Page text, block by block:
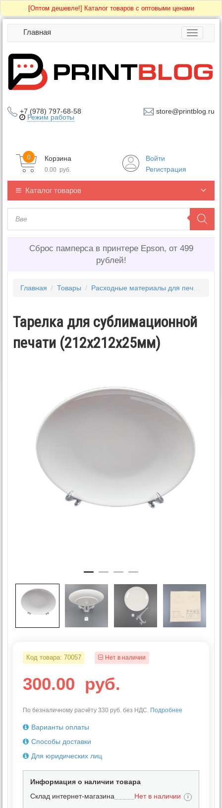
[Оптом дешевле!] Каталог товаров с оптовыми ценами
Toggle
Главная
+7 (978) 797-68-58 store@printblog.ru
Режим работы
Корзина
0
0.00 руб.
Войти
Регистрация
Каталог товаров
Сброс памперса в принтере Epson, от 499
рублей!
Главная / Товары / Расходные материалы для печати
Тарелка для сублимационной
печати (212х212х25мм)
Код товара: 70057 Нет в наличии
300.00 руб.
По безналичному расчёту 330 руб. без НДС. Подробнее
Варианты оплаты
Способы доставки
Для юридических лиц
Информация о наличии товара
Склад интернет-магазина
Нет в наличии i